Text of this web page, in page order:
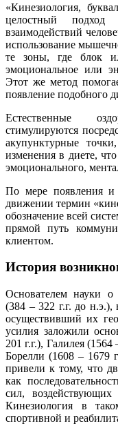
«Кинезиология,
целостный
взаимодействий
использование
те зоны, где блок
эмоциональное или
Этот же метод
появление подобного
Естественные
стимулируются
акупунктурные
изменения в диете,
эмоционального,
По мере появления и
движении термин
обозначение всей
прямой путь
клиентом.
История
Основателем науки
(384 – 322 г.г. до
осуществивший их
усилия заложили
201 г.г.), Галилея
Борелли (1608 – 1679
привели к тому, что
как
сил,
Кинезиология в
спортивной и